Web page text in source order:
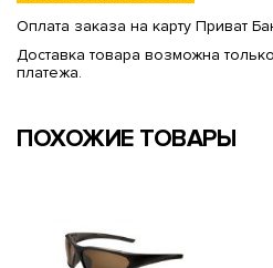
Оплата заказа на карту Приват
Доставка товара возможна
платежа.
ПОХОЖИЕ ТОВАРЫ